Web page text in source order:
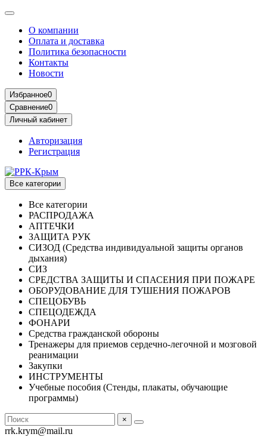
О компании
Оплата и доставка
Политика безопасности
Контакты
Новости
Избранное0
Сравнение0
Личный кабинет
Авторизация
Регистрация
Все категории
Все категории
РАСПРОДАЖА
АПТЕЧКИ
ЗАЩИТА РУК
СИЗОД (Средства индивидуальной защиты органов
дыхания)
СИЗ
СРЕДСТВА ЗАЩИТЫ И СПАСЕНИЯ ПРИ ПОЖАРЕ
ОБОРУДОВАНИЕ ДЛЯ ТУШЕНИЯ ПОЖАРОВ
СПЕЦОБУВЬ
СПЕЦОДЕЖДА
ФОНАРИ
Средства гражданской обороны
Тренажеры для приемов сердечно-легочной и мозговой
реанимации
Закупки
ИНСТРУМЕНТЫ
Учебные пособия (Стенды, плакаты, обучающие
программы)
×
rrk.krym@mail.ru